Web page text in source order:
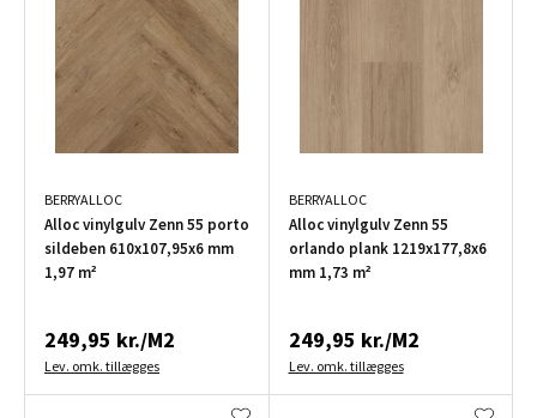
BERRYALLOC
Alloc vinylgulv Zenn 55 porto
sildeben 610x107,95x6 mm
1,97 m²
249,95 kr./M2
Lev. omk. tillægges
BERRYALLOC
Alloc vinylgulv Zenn 55
orlando plank 1219x177,8x6
mm 1,73 m²
249,95 kr./M2
Lev. omk. tillægges